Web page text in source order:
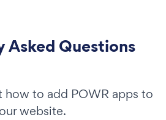
Asked Questions
how to add POWR apps to
website.